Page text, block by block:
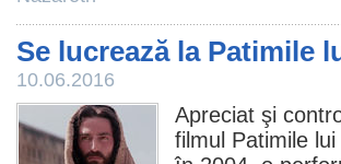
Se lucrează la Patimile
10.06.2016
Apreciat şi
filmul Patimile